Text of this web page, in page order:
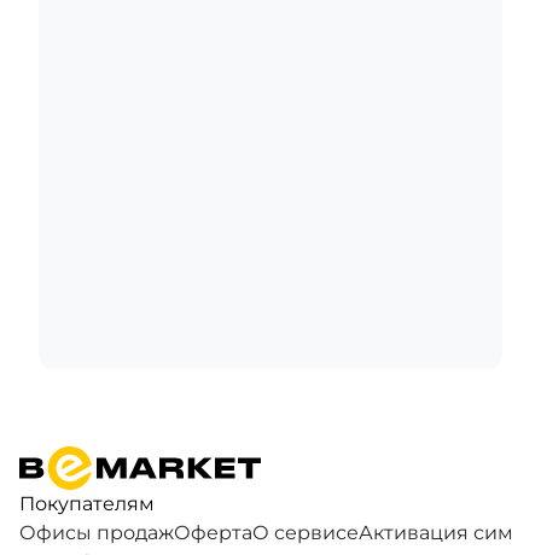
Покупателям
Офисы продажОфертаО сервисеАктивация сим